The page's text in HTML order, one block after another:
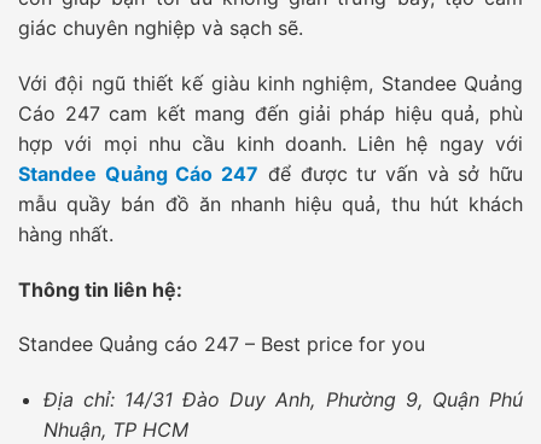
giác chuyên nghiệp và sạch sẽ.
Với đội ngũ thiết kế giàu kinh nghiệm, Standee Quảng
Cáo 247 cam kết mang đến giải pháp hiệu quả, phù
hợp với mọi nhu cầu kinh doanh. Liên hệ ngay với
Standee Quảng Cáo 247 để được tư vấn và sở hữu
mẫu quầy bán đồ ăn nhanh hiệu quả, thu hút khách
hàng nhất.
Thông tin liên hệ:
Standee Quảng cáo 247 – Best price for you
Địa chỉ: 14/31 Đào Duy Anh, Phường 9, Quận Phú
Nhuận, TP HCM